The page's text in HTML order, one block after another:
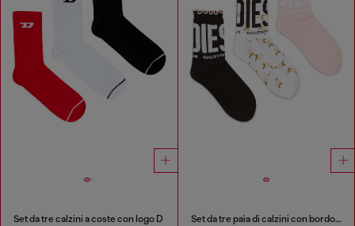
Set da tre calzini a coste con logo D Set da tre paia di calzini con bordo arricciato